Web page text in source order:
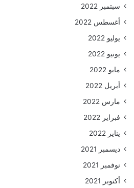
سبتمبر 2022
أغسطس 2022
يوليو 2022
يونيو 2022
مايو 2022
أبريل 2022
مارس 2022
فبراير 2022
يناير 2022
ديسمبر 2021
نوفمبر 2021
أكتوبر 2021